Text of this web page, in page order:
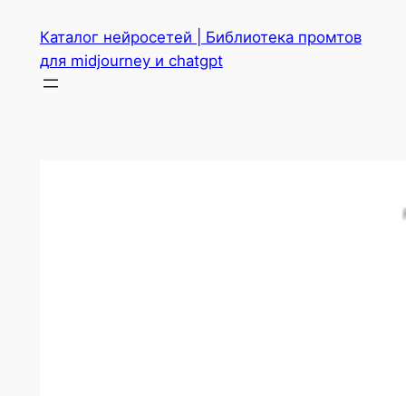
содержимому
Каталог нейросетей | Библиотека промтов
для midjourney и chatgpt